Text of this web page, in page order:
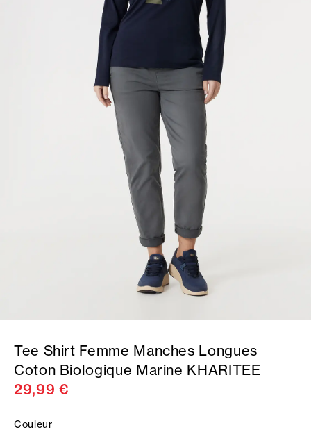
Tee Shirt Femme Manches Longues
Coton Biologique Marine KHARITEE
29,99 €
Couleur